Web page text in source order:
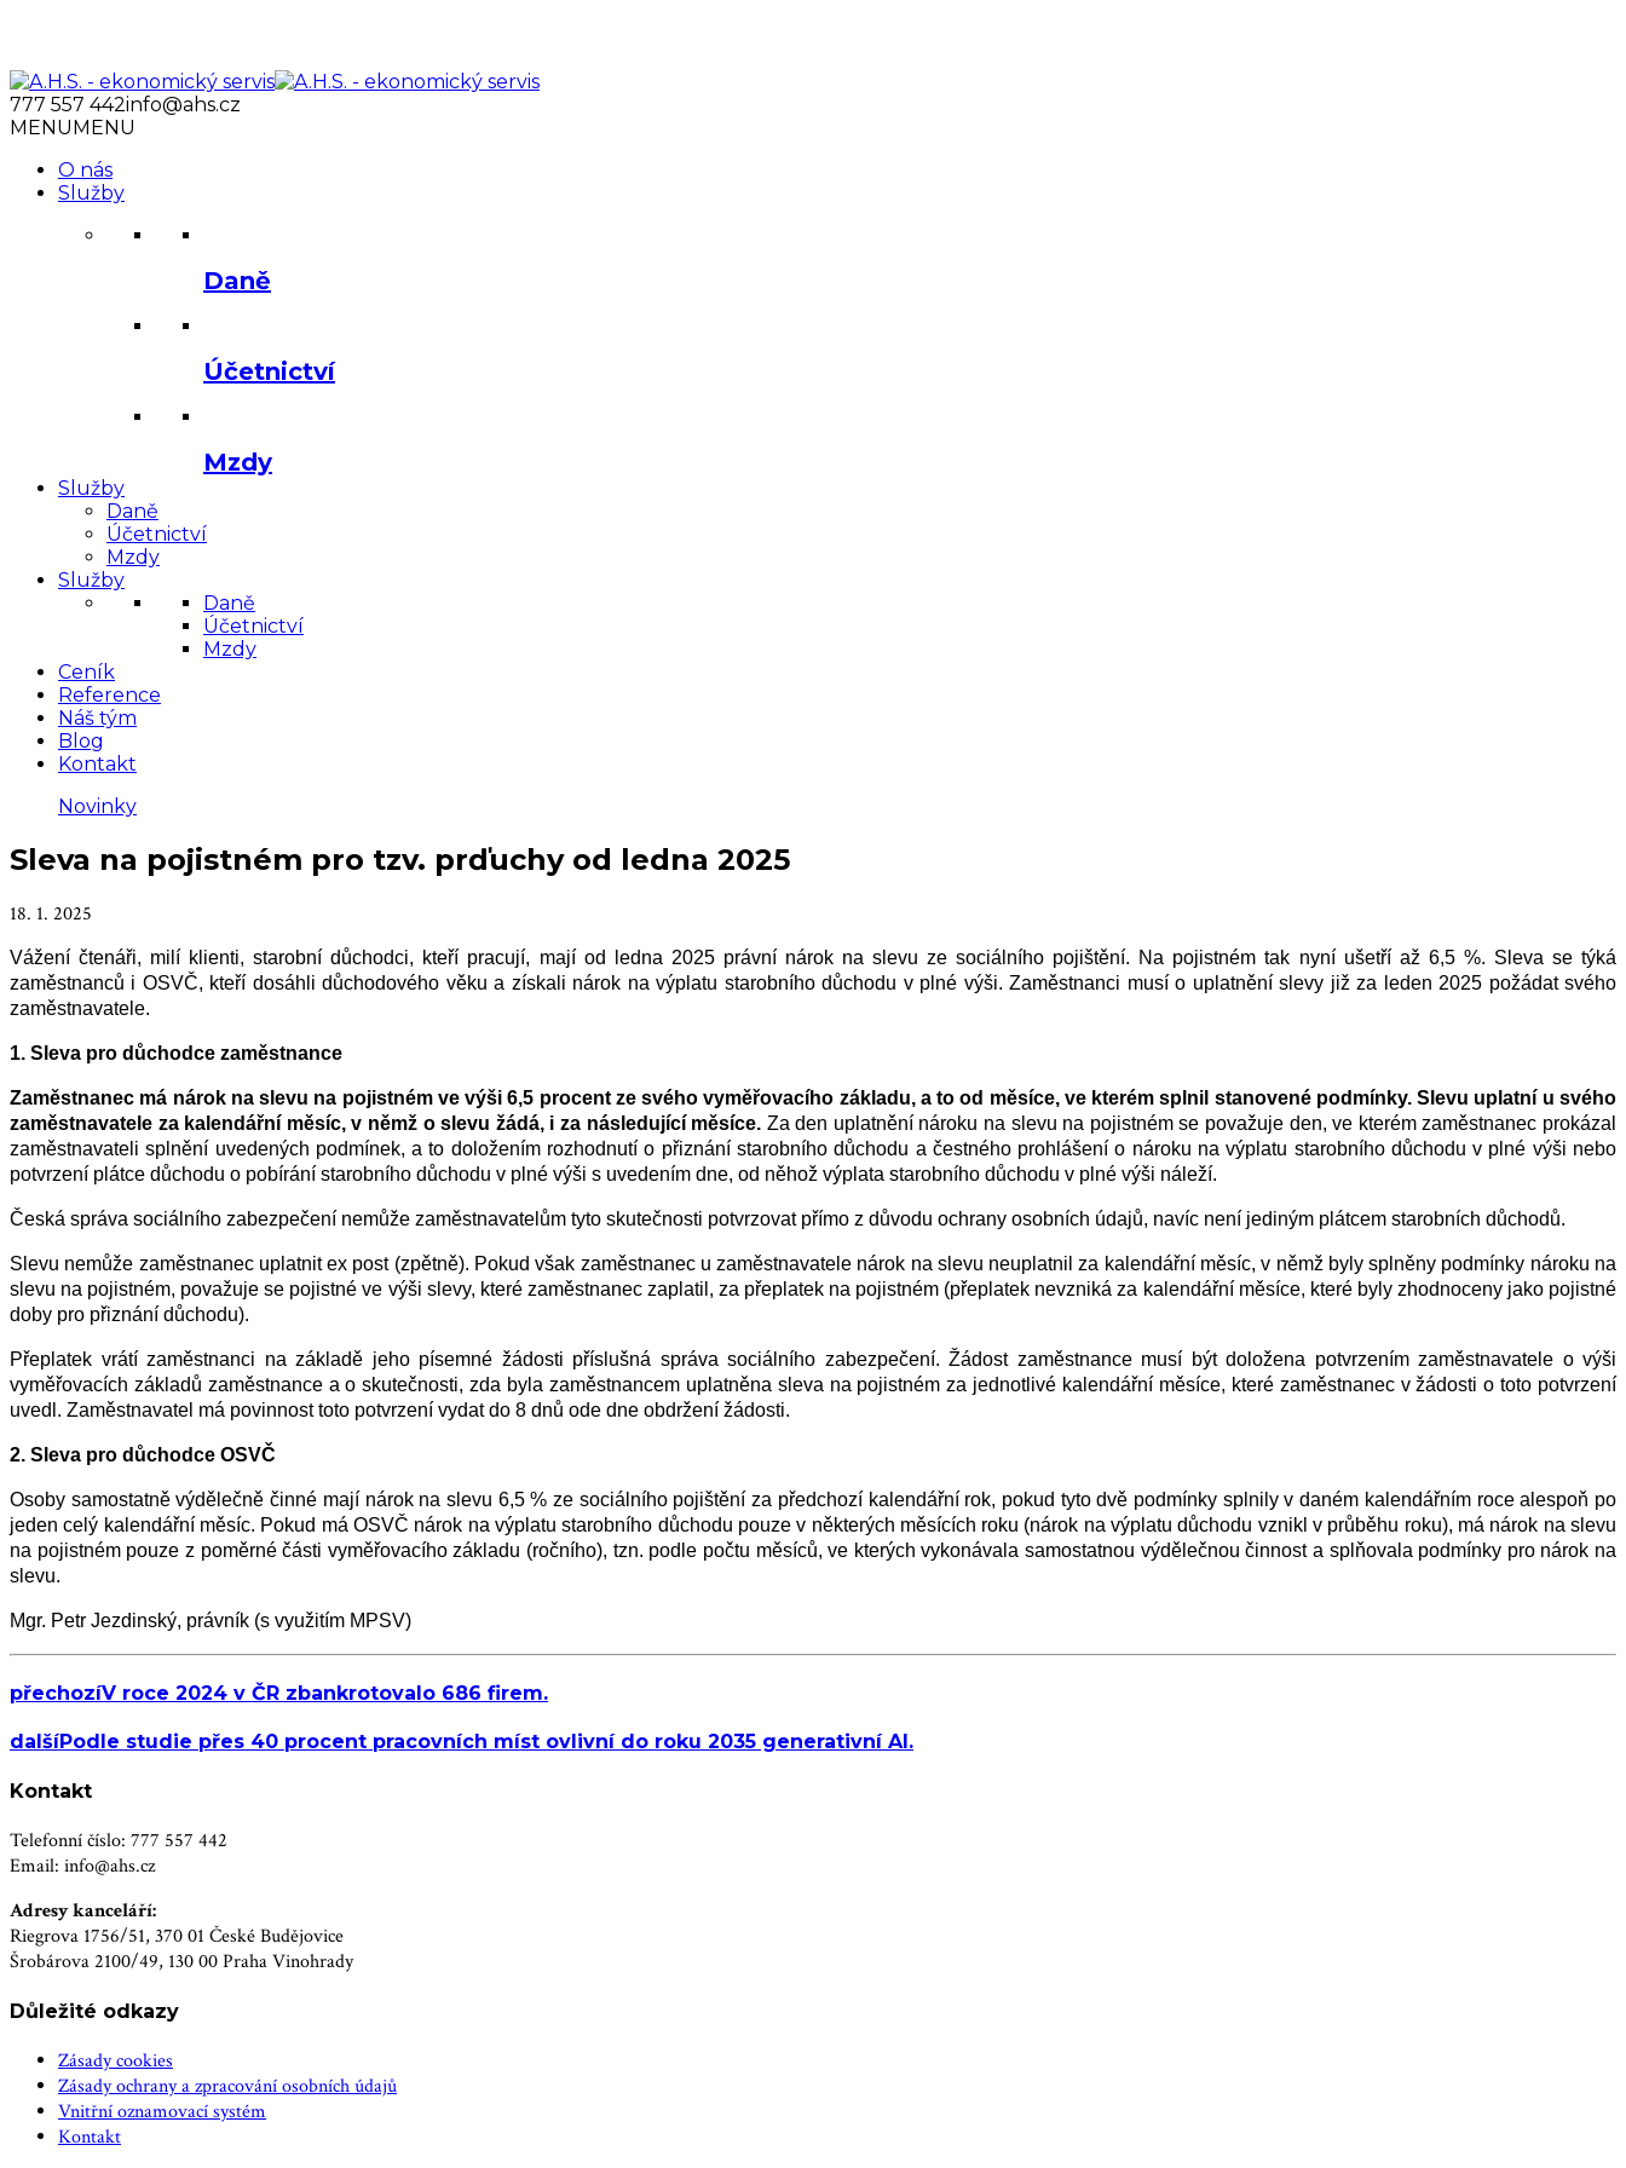
777 557 442info@ahs.cz
MENUMENU
O nás
Služby
Daně
Účetnictví
Mzdy
Služby
Daně
Účetnictví
Mzdy
Služby
Daně
Účetnictví
Mzdy
Ceník
Reference
Náš tým
Blog
Kontakt
Novinky
Sleva na pojistném pro tzv. prďuchy od ledna 2025
18. 1. 2025
Vážení čtenáři, milí klienti, starobní důchodci, kteří pracují, mají od ledna 2025 právní nárok na slevu ze sociálního pojištění. Na pojistném tak nyní ušetří až 6,5 %. Sleva se týká
zaměstnanců i OSVČ, kteří dosáhli důchodového věku a získali nárok na výplatu starobního důchodu v plné výši. Zaměstnanci musí o uplatnění slevy již za leden 2025 požádat svého
zaměstnavatele.
1. Sleva pro důchodce zaměstnance
Zaměstnanec má nárok na slevu na pojistném ve výši 6,5 procentze svého vyměřovacího základu, a to od měsíce, ve kterém splnil stanovené podmínky. Slevu uplatní u svého
zaměstnavatele za kalendářní měsíc, v němž o slevu žádá, i za následující měsíce. Za den uplatnění nároku na slevu na pojistném se považuje den, ve kterém zaměstnanec prokázal
zaměstnavateli splnění uvedených podmínek, a to doložením rozhodnutí o přiznání starobního důchodu a čestného prohlášení o nároku na výplatu starobního důchodu v plné výši nebo
potvrzení plátce důchodu o pobírání starobního důchodu v plné výši s uvedením dne, od něhož výplata starobního důchodu v plné výši náleží.
Česká správa sociálního zabezpečení nemůže zaměstnavatelům tyto skutečnosti potvrzovat přímo z důvodu ochrany osobních údajů, navíc není jediným plátcem starobních důchodů.
Slevu nemůže zaměstnanec uplatnit ex post (zpětně). Pokud však zaměstnanec u zaměstnavatele nárok na slevu neuplatnil za kalendářní měsíc, v němž byly splněny podmínky nároku na
slevu na pojistném, považuje se pojistné ve výši slevy, které zaměstnanec zaplatil, za přeplatek na pojistném (přeplatek nevzniká za kalendářní měsíce, které byly zhodnoceny jako pojistné
doby pro přiznání důchodu).
Přeplatek vrátí zaměstnanci na základě jeho písemné žádosti příslušná správa sociálního zabezpečení. Žádost zaměstnance musí být doložena potvrzením zaměstnavatele o výši
vyměřovacích základů zaměstnance a o skutečnosti, zda byla zaměstnancem uplatněna sleva na pojistném za jednotlivé kalendářní měsíce, které zaměstnanec v žádosti o toto potvrzení
uvedl. Zaměstnavatel má povinnost toto potvrzení vydat do 8 dnů ode dne obdržení žádosti.
2. Sleva pro důchodce OSVČ
Osoby samostatně výdělečně činné mají nárok na slevu 6,5 % ze sociálního pojištění za předchozí kalendářní rok, pokud tyto dvě podmínky splnily v daném kalendářním roce alespoň po
jeden celý kalendářní měsíc. Pokud má OSVČ nárok na výplatu starobního důchodu pouze v některých měsících roku (nárok na výplatu důchodu vznikl v průběhu roku), má nárok na slevu
na pojistném pouze z poměrné části vyměřovacího základu (ročního), tzn. podle počtu měsíců, ve kterých vykonávala samostatnou výdělečnou činnost a splňovala podmínky pro nárok na
slevu.
Mgr. Petr Jezdinský, právník (s využitím MPSV)
přechozíV roce 2024 v ČR zbankrotovalo 686 firem.
dalšíPodle studie přes 40 procent pracovních míst ovlivní do roku 2035 generativní AI.
Kontakt
Telefonní číslo: 777 557 442
Email: info@ahs.cz
Adresy kanceláří:
Riegrova 1756/51, 370 01 České Budějovice
Šrobárova 2100/49, 130 00 Praha Vinohrady
Důležité odkazy
Zásady cookies
Zásady ochrany a zpracování osobních údajů
Vnitřní oznamovací systém
Kontakt